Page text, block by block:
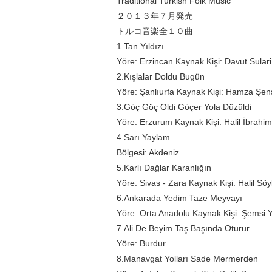
２０１３年７月発売
トルコ音楽全１０曲
1.Tan Yıldızı
Yöre: Erzincan Kaynak Kişi: Davut Sulari
2.Kışlalar Doldu Bugün
Yöre: Şanlıurfa Kaynak Kişi: Hamza
3.Göç Göç Oldi Göçer Yola Düzüldi
Yöre: Erzurum Kaynak Kişi: Halil
4.Sarı Yaylam
Bölgesi: Akdeniz
5.Karlı Dağlar Karanlığın
Yöre: Sivas - Zara Kaynak Kişi: Halil
6.Ankarada Yedim Taze Meyvayı
Yöre: Orta Anadolu Kaynak Kişi: Şemsi
7.Ali De Beyim Taş Başında Oturur
Yöre: Burdur
8.Manavgat Yolları Sade Mermerden